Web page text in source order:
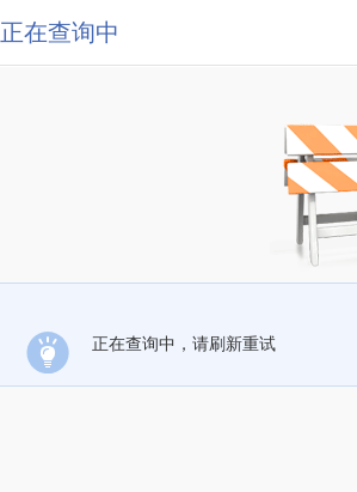
正在查询中
正在查询中，请刷新重试